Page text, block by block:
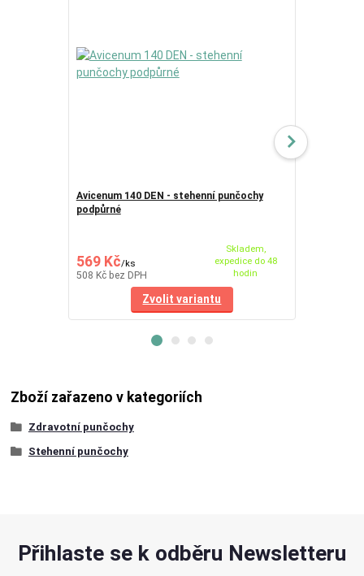
Avicenum 140 DEN - stehenní punčochy
podpůrné
569 Kč/ks
508 Kč bez DPH
Skladem,
expedice do 48
hodin
Zvolit variantu
Zboží zařazeno v kategoriích
Zdravotní punčochy
Stehenní punčochy
Přihlaste se k odběru Newsletteru